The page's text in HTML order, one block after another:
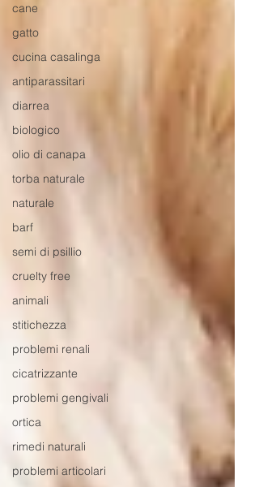
cane
gatto
cucina casalinga
antiparassitari
diarrea
biologico
olio di canapa
torba naturale
naturale
barf
semi di psillio
cruelty free
animali
stitichezza
problemi renali
cicatrizzante
problemi gengivali
ortica
rimedi naturali
problemi articolari